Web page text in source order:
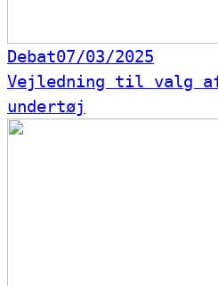
Debat07/03/2025
Vejledning til valg
undertøj